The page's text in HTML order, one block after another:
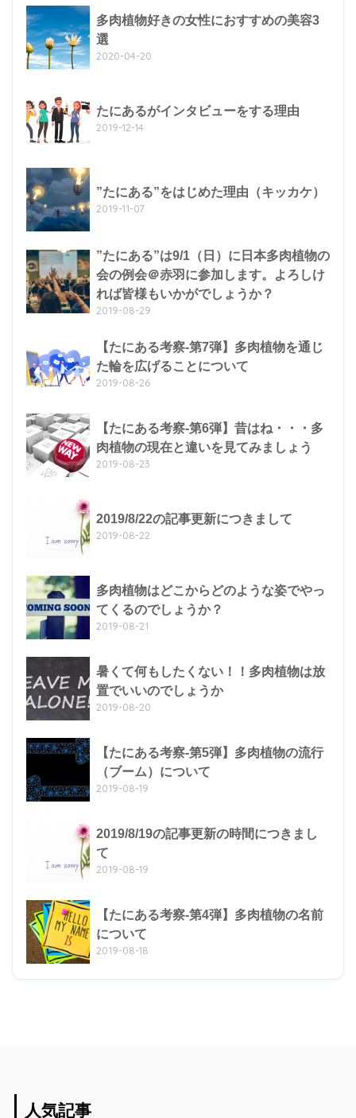
多肉植物好きの女性におすすめの美容3
選
2020-04-20
たにあるがインタビューをする理由
2019-12-14
”たにある”をはじめた理由（キッカケ）
2019-11-07
”たにある”は9/1（日）に日本多肉植物の
会の例会＠赤羽に参加します。よろしけ
れば皆様もいかがでしょうか？
2019-08-29
【たにある考察-第7弾】多肉植物を通じ
た輪を広げることについて
2019-08-26
【たにある考察-第6弾】昔はね・・・多
肉植物の現在と違いを見てみましょう
2019-08-23
2019/8/22の記事更新につきまして
2019-08-22
多肉植物はどこからどのような姿でやっ
てくるのでしょうか？
2019-08-21
暑くて何もしたくない！！多肉植物は放
置でいいのでしょうか
2019-08-20
【たにある考察-第5弾】多肉植物の流行
（ブーム）について
2019-08-19
2019/8/19の記事更新の時間につきまし
て
2019-08-19
【たにある考察-第4弾】多肉植物の名前
について
2019-08-18
人気記事